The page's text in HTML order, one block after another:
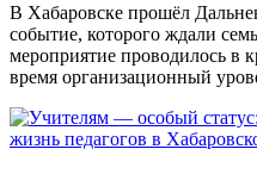
В Хабаровске прошёл
событие, которого ждали
мероприятие проводилось в
время организационный